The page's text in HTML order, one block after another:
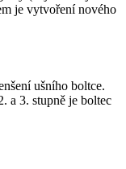
je vytvoření nového
ušního boltce.
a 3. stupně je boltec